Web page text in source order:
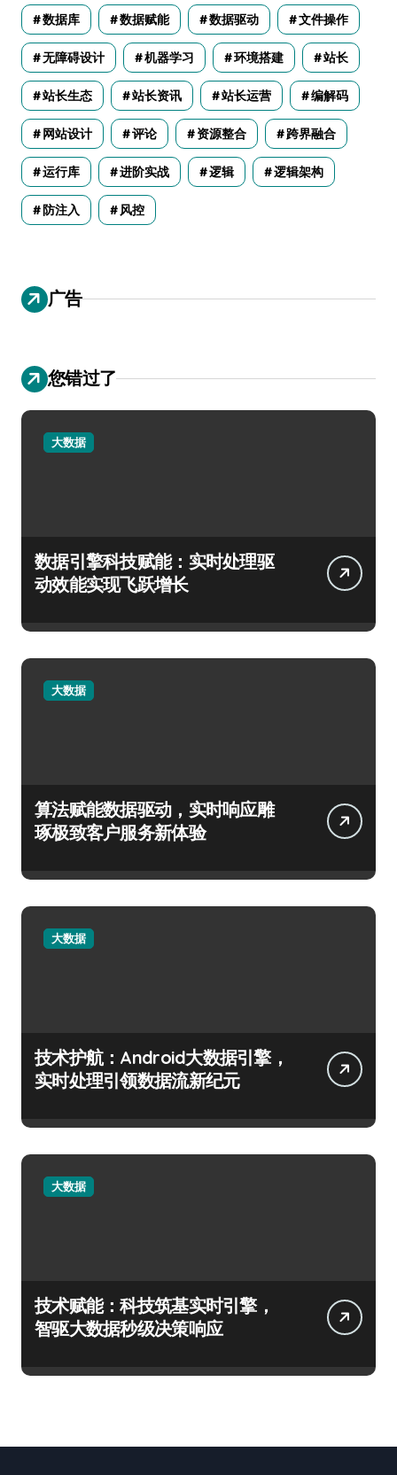
数据库 数据赋能 数据驱动 文件操作
无障碍设计 机器学习 环境搭建 站长
站长生态 站长资讯 站长运营 编解码
网站设计 评论 资源整合 跨界融合
运行库 进阶实战 逻辑 逻辑架构
防注入 风控
广告
您错过了
大数据
数据引擎科技赋能：实时处理驱
动效能实现飞跃增长
大数据
算法赋能数据驱动，实时响应雕
琢极致客户服务新体验
大数据
技术护航：Android大数据引擎，
实时处理引领数据流新纪元
大数据
技术赋能：科技筑基实时引擎，
智驱大数据秒级决策响应